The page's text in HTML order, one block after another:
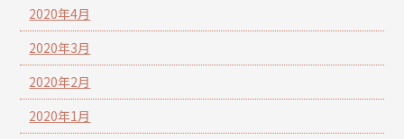
2020年4月
2020年3月
2020年2月
2020年1月